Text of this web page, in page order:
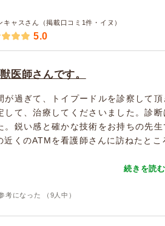
キャスさん（掲載口コミ1件・イヌ）
5.0
医師さんです。
が過ぎて、トイプードルを診察して
して、治療してくださいました。診
。鋭い感と確かな技術をお持ちの先
近くのATMを看護師さんに訪ねたとこ
続きを読む
考になった （ 9 人中）